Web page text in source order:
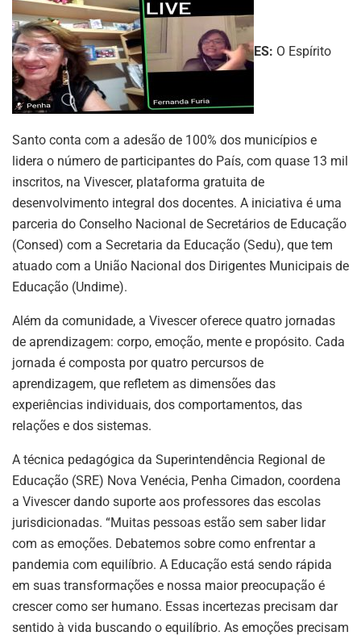
ES: O Espírito
Santo conta com a adesão de 100% dos municípios e
lidera o número de participantes do País, com quase 13 mil
inscritos, na Vivescer, plataforma gratuita de
desenvolvimento integral dos docentes. A iniciativa é uma
parceria do Conselho Nacional de Secretários de Educação
(Consed) com a Secretaria da Educação (Sedu), que tem
atuado com a União Nacional dos Dirigentes Municipais de
Educação (Undime).
Além da comunidade, a Vivescer oferece quatro jornadas
de aprendizagem: corpo, emoção, mente e propósito. Cada
jornada é composta por quatro percursos de
aprendizagem, que refletem as dimensões das
experiências individuais, dos comportamentos, das
relações e dos sistemas.
A técnica pedagógica da Superintendência Regional de
Educação (SRE) Nova Venécia, Penha Cimadon, coordena
a Vivescer dando suporte aos professores das escolas
jurisdicionadas. “Muitas pessoas estão sem saber lidar
com as emoções. Debatemos sobre como enfrentar a
pandemia com equilíbrio. A Educação está sendo rápida
em suas transformações e nossa maior preocupação é
crescer como ser humano. Essas incertezas precisam dar
sentido à vida buscando o equilíbrio. As emoções precisam